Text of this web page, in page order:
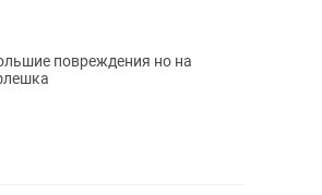
повреждения но на